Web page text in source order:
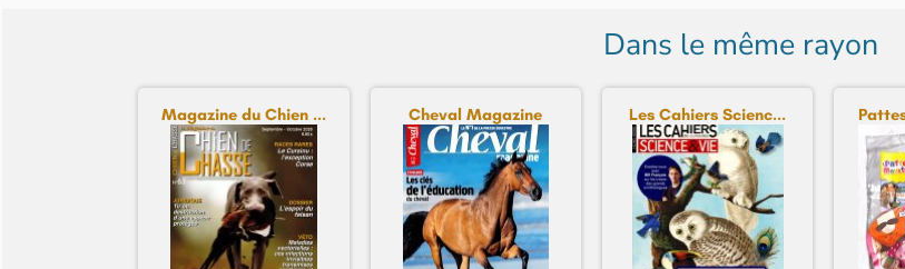
Dans le même rayon
Magazine du Chien ... Cheval Magazine Les Cahiers Scienc...